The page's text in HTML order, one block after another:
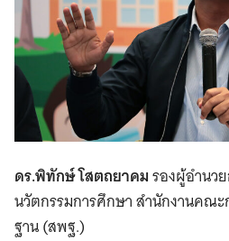
ดร.พิทักษ์ โสตถยาคมรองผู้อำนว
นวัตกรรมการศึกษา สำนักงานคณ
ฐาน (สพฐ.)